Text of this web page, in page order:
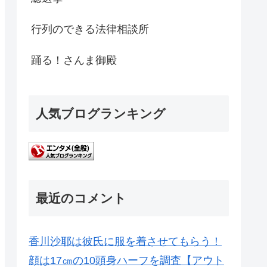
行列のできる法律相談所
踊る！さんま御殿
人気ブログランキング
最近のコメント
香川沙耶は彼氏に服を着させてもらう！
顔は17㎝の10頭身ハーフを調査【アウト